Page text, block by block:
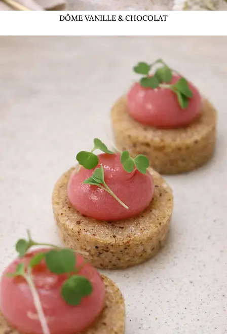
DÔME VANILLE & CHOCOLAT